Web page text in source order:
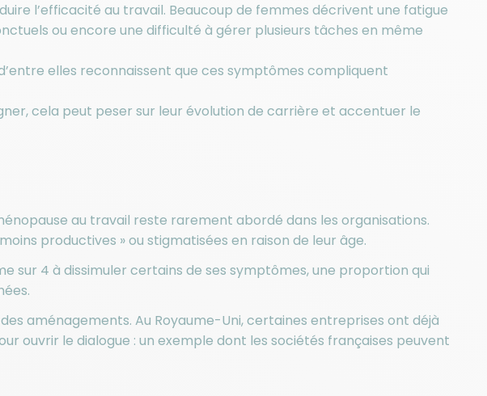
l’efficacité au travail. Beaucoup de femmes décrivent une fatigue
ou encore une difficulté à gérer plusieurs tâches en même
elles reconnaissent que ces symptômes compliquent
cela peut peser sur leur évolution de carrière et accentuer le
au travail reste rarement abordé dans les organisations.
productives » ou stigmatisées en raison de leur âge.
sur 4 à dissimuler certains de ses symptômes, une proportion qui
aménagements. Au Royaume-Uni, certaines entreprises ont déjà
ouvrir le dialogue : un exemple dont les sociétés françaises peuvent